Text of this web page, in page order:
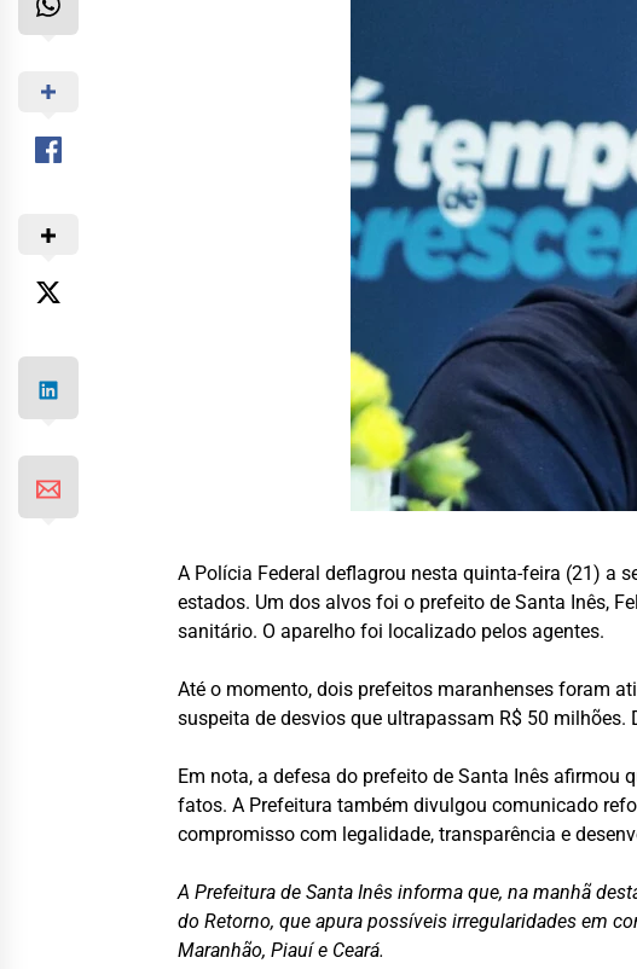
A Polícia Federal deflagrou nesta quinta-feira (21) a
estados. Um dos alvos foi o prefeito de Santa Inês,
sanitário. O aparelho foi localizado pelos agentes.
Até o momento, dois prefeitos maranhenses foram
suspeita de desvios que ultrapassam R$ 50
Em nota, a defesa do prefeito de Santa Inês
fatos. A Prefeitura também divulgou comunicado
compromisso com legalidade, transparência e
A Prefeitura de Santa Inês informa que, na manhã
do Retorno, que apura possíveis irregularidades em
Maranhão, Piauí e Ceará.